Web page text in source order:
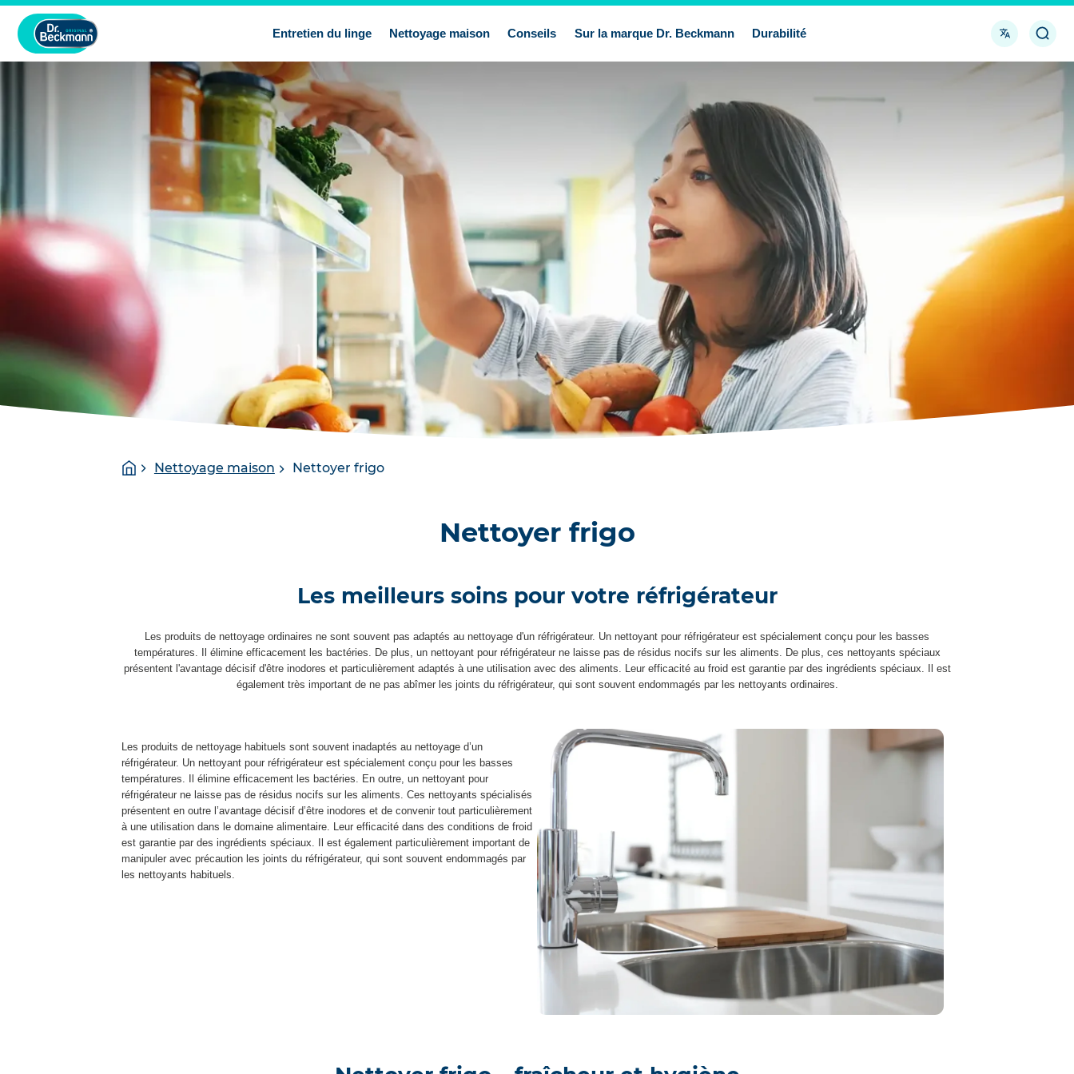
Entretien du linge Nettoyage maison Conseils Sur la marque Dr. Beckmann Durabilité Langue
la
You
are
Homepage
Nettoyage maison Nettoyer frigo
Nettoyer frigo
Les meilleurs soins pour votre réfrigérateur
Les produits de nettoyage ordinaires ne sont souvent pas adaptés au nettoyage d'un réfrigérateur. Un nettoyant pour réfrigérateur est spécialement conçu pour les basses
températures. Il élimine efficacement les bactéries. De plus, un nettoyant pour réfrigérateur ne laisse pas de résidus nocifs sur les aliments. De plus, ces nettoyants spéciaux
présentent l'avantage décisif d'être inodores et particulièrement adaptés à une utilisation avec des aliments. Leur efficacité au froid est garantie par des ingrédients spéciaux. Il est
également très important de ne pas abîmer les joints du réfrigérateur, qui sont souvent endommagés par les nettoyants ordinaires.
Les produits de nettoyage habituels sont souvent inadaptés au nettoyage d’un
réfrigérateur. Un nettoyant pour réfrigérateur est spécialement conçu pour les basses
températures. Il élimine efficacement les bactéries. En outre, un nettoyant pour
réfrigérateur ne laisse pas de résidus nocifs sur les aliments. Ces nettoyants spécialisés
présentent en outre l’avantage décisif d’être inodores et de convenir tout particulièrement
à une utilisation dans le domaine alimentaire. Leur efficacité dans des conditions de froid
est garantie par des ingrédients spéciaux. Il est également particulièrement important de
manipuler avec précaution les joints du réfrigérateur, qui sont souvent endommagés par
les nettoyants habituels.